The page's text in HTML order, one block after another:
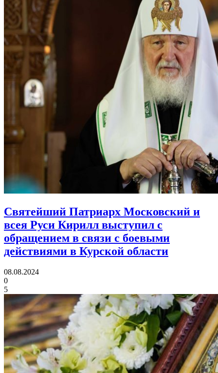
Святейший Патриарх Московский и
всея Руси Кирилл выступил с
обращением в связи с боевыми
действиями в Курской области
08.08.2024
0
5